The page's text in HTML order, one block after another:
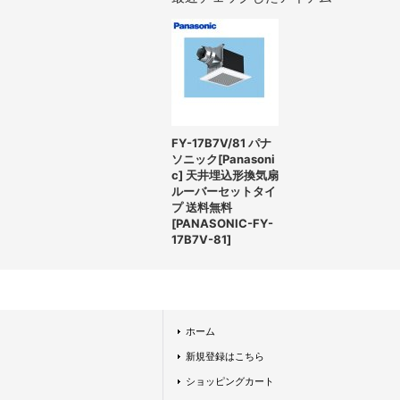
FY-17B7V/81 パナ
ソニック[Panasoni
c] 天井埋込形換気扇
ルーバーセットタイ
プ 送料無料
[PANASONIC-FY-
17B7V-81]
ホーム
新規登録はこちら
ショッピングカート